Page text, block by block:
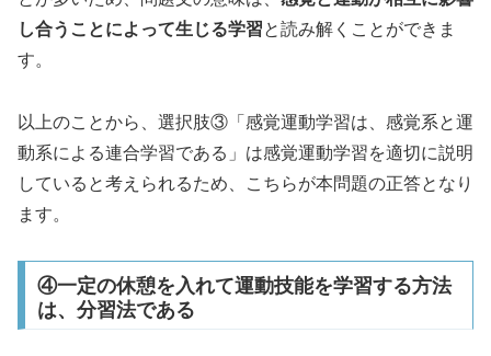
し合うことによって生じる学習と読み解くことができま
す。
以上のことから、選択肢③「感覚運動学習は、感覚系と運
動系による連合学習である」は感覚運動学習を適切に説明
していると考えられるため、こちらが本問題の正答となり
ます。
④一定の休憩を入れて運動技能を学習する方法
は、分習法である